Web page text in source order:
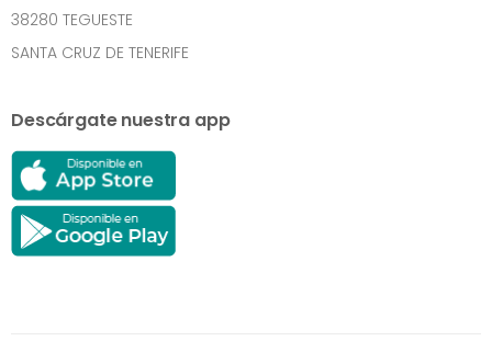
38280 TEGUESTE
SANTA CRUZ DE TENERIFE
Descárgate nuestra app